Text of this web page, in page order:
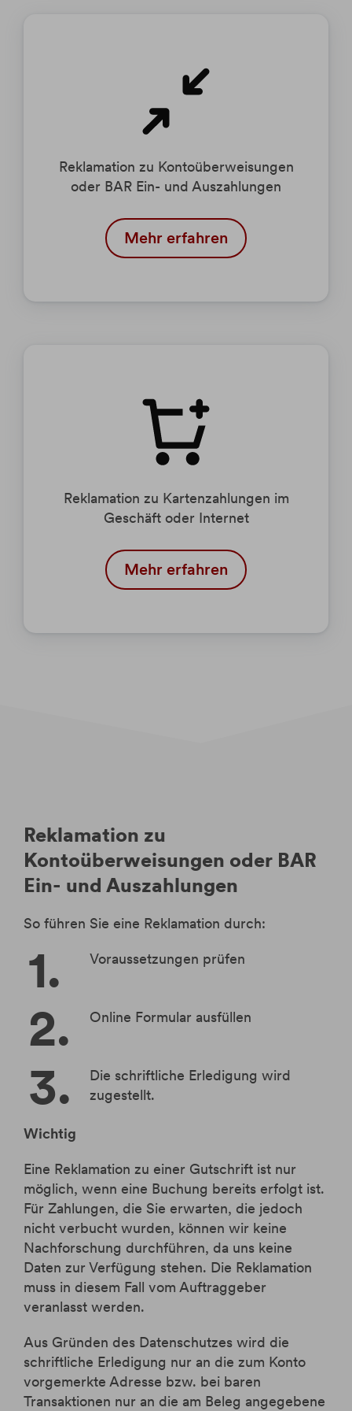
Reklamation zu Kontoüberweisungen
oder BAR Ein- und Auszahlungen
Mehr erfahren
Reklamation zu Kartenzahlungen im
Geschäft oder Internet
Mehr erfahren
Reklamation zu
Kontoüberweisungen oder BAR
Ein- und Auszahlungen
So führen Sie eine Reklamation durch:
Voraussetzungen prüfen
Online Formular ausfüllen
Die schriftliche Erledigung wird
zugestellt.
Wichtig
Eine Reklamation zu einer Gutschrift ist nur
möglich, wenn eine Buchung bereits erfolgt ist.
Für Zahlungen, die Sie erwarten, die jedoch
nicht verbucht wurden, können wir keine
Nachforschung durchführen, da uns keine
Daten zur Verfügung stehen. Die Reklamation
muss in diesem Fall vom Auftraggeber
veranlasst werden.
Aus Gründen des Datenschutzes wird die
schriftliche Erledigung nur an die zum Konto
vorgemerkte Adresse bzw. bei baren
Transaktionen nur an die am Beleg angegebene